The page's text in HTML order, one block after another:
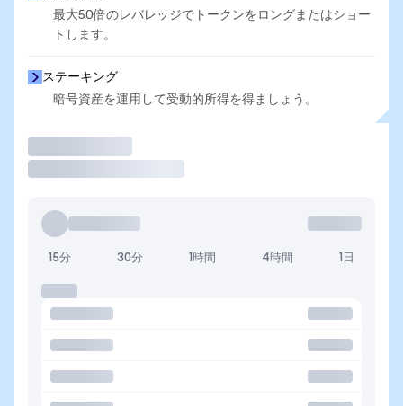
最大50倍のレバレッジでトークンをロングまたはショー
トします。
ステーキング
暗号資産を運用して受動的所得を得ましょう。
15分 30分 1時間 4時間 1日